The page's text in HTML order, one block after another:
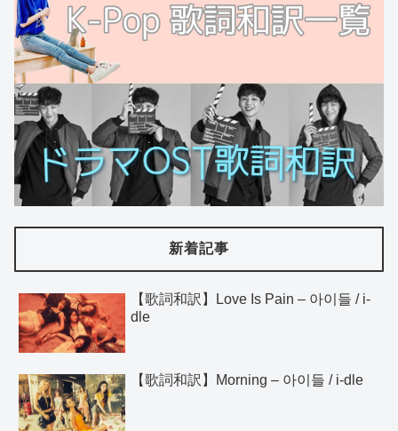
新着記事
【歌詞和訳】Love Is Pain – 아이들 / i-
dle
【歌詞和訳】Morning – 아이들 / i-dle